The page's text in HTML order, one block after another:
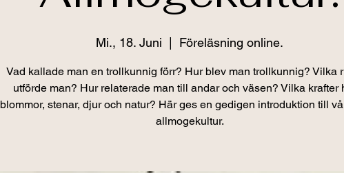
Mi., 18. Juni Föreläsning online.
Vad kallade man en trollkunnig förr? Hur blev man trollkunnig? Vilka
utförde man? Hur relaterade man till andar och väsen? Vilka krafter
blommor, stenar, djur och natur? Här ges en gedigen introduktion till
allmogekultur.